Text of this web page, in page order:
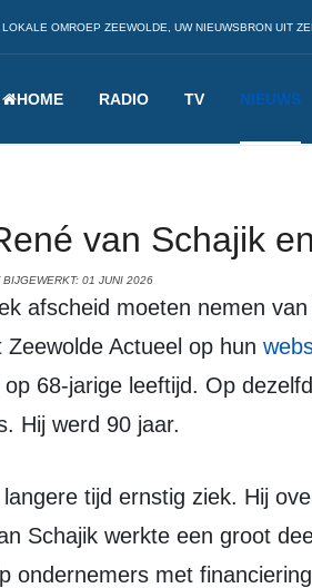
LOKALE OMROEP ZEEWOLDE, UW NIEUWSBRON UIT
HOME RADIO TV NIEUWS
van Schajik
BIJGEWERKT: 01 JUNI 2026
Actueel op hun
68-jarige leeftijd. Op
Hij werd 90 jaar.
Schajik werkte een groot
ondernemers met